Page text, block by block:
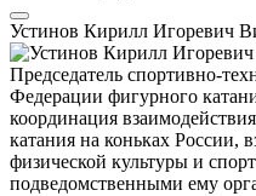
Устинов Кирилл Игоревич
Председатель спортивно-
Федерации фигурного
координация
катания на коньках России,
физической культуры и
подведомственными ему